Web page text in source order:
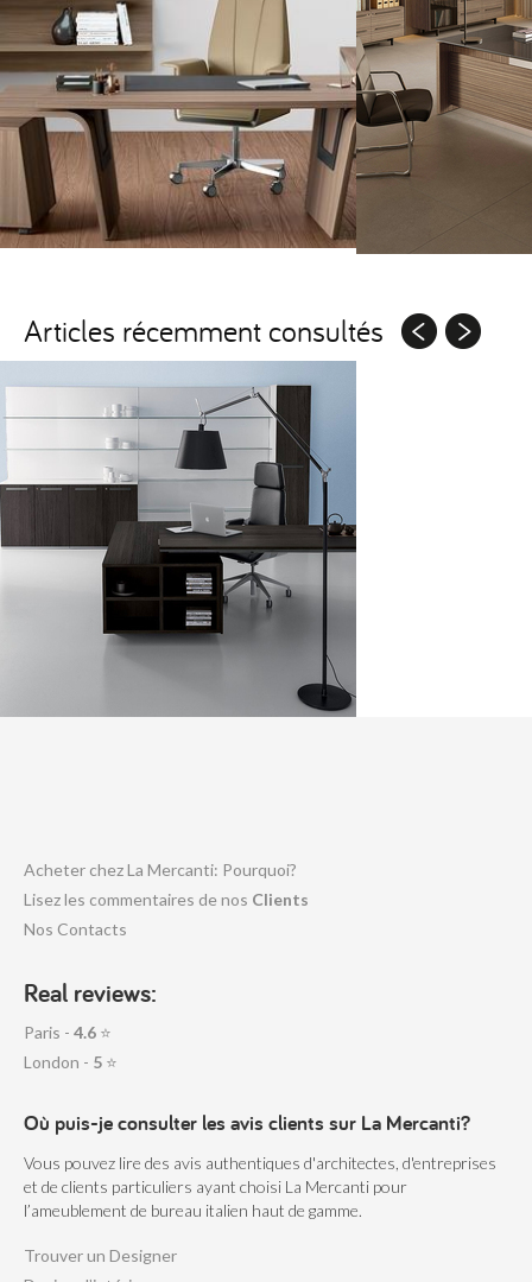
Articles récemment consultés
Acheter chez La Mercanti: Pourquoi?
Lisez les commentaires de nos Clients
Nos Contacts
Real reviews:
Paris - 4.6 ⭐
London - 5 ⭐
Où puis-je consulter les avis clients sur La Mercanti?
Vous pouvez lire des avis authentiques d'architectes, d'entreprises
et de clients particuliers ayant choisi La Mercanti pour
l’ameublement de bureau italien haut de gamme.
Trouver un Designer